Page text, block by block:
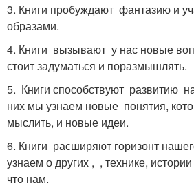
3. Книги пробуждают фантазию и
образами.
4. Книги вызывают у нас новые
стоит задуматься и поразмышлять.
5. Книги способствуют развитию
них мы узнаем новые понятия,
мыслить, и новые идеи.
6. Книги расширяют горизонт
узнаем о других , , технике,
что нам.